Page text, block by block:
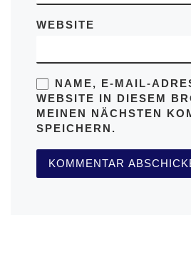
WEBSITE
NAME, E-MAIL-
WEBSITE IN DIESEM
MEINEN NÄCHSTEN
SPEICHERN.